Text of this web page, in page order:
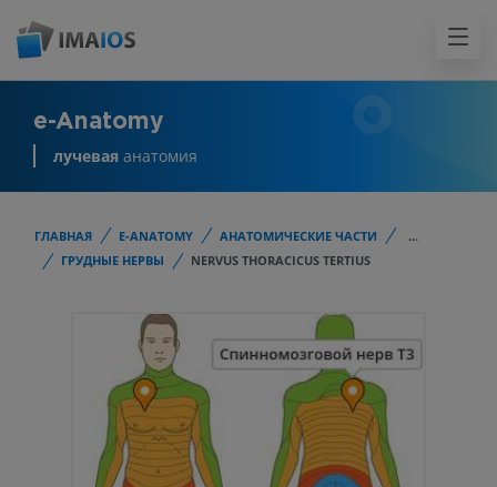
e-Anatomy
лучевая анатомия
ГЛАВНАЯ E-ANATOMY АНАТОМИЧЕСКИЕ ЧАСТИ
...
ГРУДНЫЕ НЕРВЫ
NERVUS THORACICUS TERTIUS